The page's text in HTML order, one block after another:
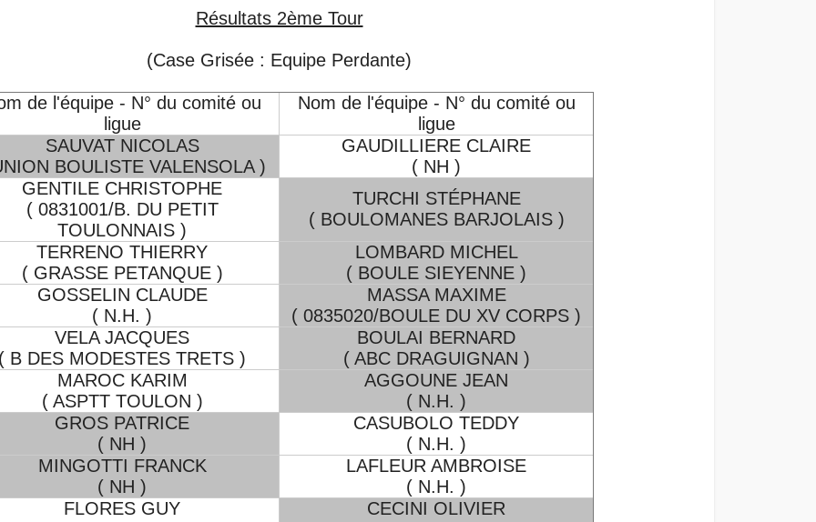
Résultats 2ème Tour
(Case Grisée : Equipe Perdante)
de l'équipe - N° du comité ou
ligue
Nom de l'équipe - N° du comité ou
ligue
SAUVAT NICOLAS
BOULISTE VALENSOLA )
GAUDILLIERE CLAIRE
( NH )
GENTILE CHRISTOPHE
( 0831001/B. DU PETIT
TOULONNAIS )
TURCHI STÉPHANE
( BOULOMANES BARJOLAIS )
TERRENO THIERRY
( GRASSE PETANQUE )
LOMBARD MICHEL
( BOULE SIEYENNE )
GOSSELIN CLAUDE
( N.H. )
MASSA MAXIME
( 0835020/BOULE DU XV CORPS )
VELA JACQUES
B DES MODESTES TRETS )
BOULAI BERNARD
( ABC DRAGUIGNAN )
MAROC KARIM
( ASPTT TOULON )
AGGOUNE JEAN
( N.H. )
GROS PATRICE
( NH )
CASUBOLO TEDDY
( N.H. )
MINGOTTI FRANCK
( NH )
LAFLEUR AMBROISE
( N.H. )
FLORES GUY
CECINI OLIVIER